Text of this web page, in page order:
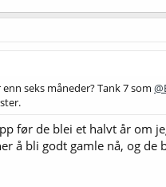
seks måneder? Tank 7 som
før de blei et halvt år om
å bli godt gamle nå, og